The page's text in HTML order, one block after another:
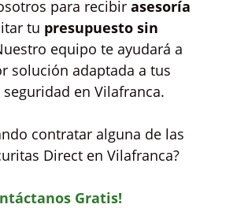
para recibir asesoría
tu presupuesto sin
equipo te ayudará a
solución adaptada a tus
en Vilafranca.
contratar alguna de las
Direct en Vilafranca?
Gratis!